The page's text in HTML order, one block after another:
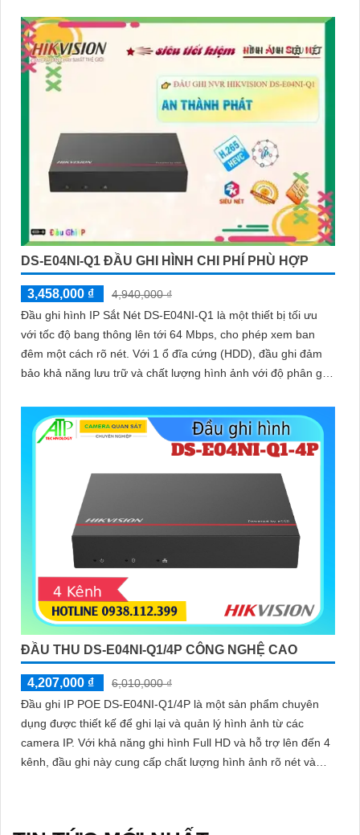
DS-E04NI-Q1 ĐẦU GHI HÌNH CHI PHÍ PHÙ HỢP
3,458,000 ₫
4,940,000 ₫
Đầu ghi hình IP Sắt Nét DS-E04NI-Q1 là một thiết bị tối ưu
với tốc độ bang thông lên tới 64 Mbps, cho phép xem ban
đêm một cách rõ nét. Với 1 ổ đĩa cứng (HDD), đầu ghi đảm
bảo khả năng lưu trữ và chất lượng hình ảnh với độ phân giải
ĐẦU THU DS-E04NI-Q1/4P CÔNG NGHỆ CAO
4,207,000 ₫
6,010,000 ₫
Đầu ghi IP POE DS-E04NI-Q1/4P là một sản phẩm chuyên
dụng được thiết kế để ghi lại và quản lý hình ảnh từ các
camera IP. Với khả năng ghi hình Full HD và hỗ trợ lên đến 4
kênh, đầu ghi này cung cấp chất lượng hình ảnh rõ nét và